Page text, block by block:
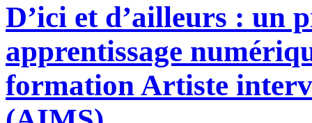
D’ici et d’ailleurs : un
apprentissage
formation Artiste